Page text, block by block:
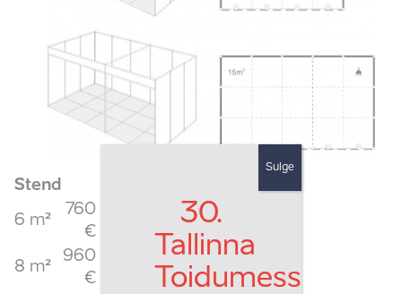
Stend
6 m²
760
€
8 m²
960
€
30.
Tallinna
Toidumess
Sulge